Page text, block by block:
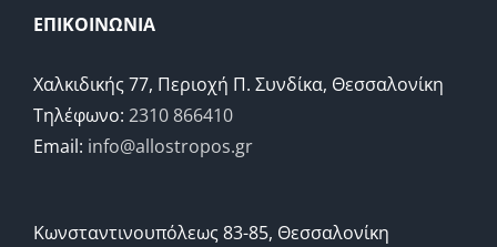
ΕΠΙΚΟΙΝΩΝΙΑ
Χαλκιδικής 77, Περιοχή Π. Συνδίκα, Θεσσαλονίκη
Τηλέφωνο: 2310 866410
Email: info@allostropos.gr
Κωνσταντινουπόλεως 83-85, Θεσσαλονίκη